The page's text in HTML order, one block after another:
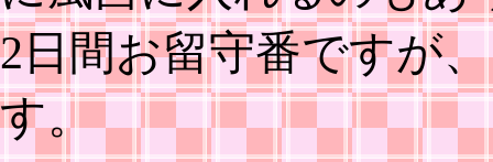
2日間お留守番ですが
す。